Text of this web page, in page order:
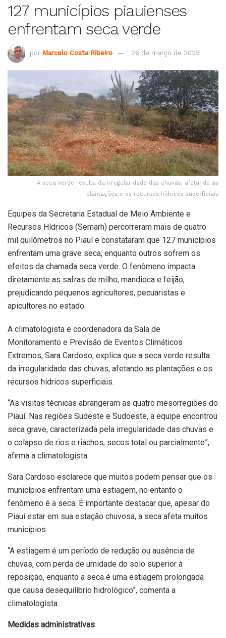
127 municípios piauienses
enfrentam seca verde
por Marcelo Costa Ribeiro 26 de março de 2025
A seca verde resulta da irregularidade das chuvas, afetando as
plantações e os recursos hídricos superficiais
Equipes da Secretaria Estadual de Meio Ambiente e
Recursos Hídricos (Semarh) percorreram mais de quatro
mil quilômetros no Piauí e constataram que 127 municípios
enfrentam uma grave seca, enquanto outros sofrem os
efeitos da chamada seca verde. O fenômeno impacta
diretamente as safras de milho, mandioca e feijão,
prejudicando pequenos agricultores, pecuaristas e
apicultores no estado.
A climatologista e coordenadora da Sala de
Monitoramento e Previsão de Eventos Climáticos
Extremos, Sara Cardoso, explica que a seca verde resulta
da irregularidade das chuvas, afetando as plantações e os
recursos hídricos superficiais.
“As visitas técnicas abrangeram as quatro mesorregiões do
Piauí. Nas regiões Sudeste e Sudoeste, a equipe encontrou
seca grave, caracterizada pela irregularidade das chuvas e
o colapso de rios e riachos, secos total ou parcialmente”,
afirma a climatologista.
Sara Cardoso esclarece que muitos podem pensar que os
municípios enfrentam uma estiagem, no entanto o
fenômeno é a seca. É importante destacar que, apesar do
Piauí estar em sua estação chuvosa, a seca afeta muitos
municípios.
“A estiagem é um período de redução ou ausência de
chuvas, com perda de umidade do solo superior à
reposição, enquanto a seca é uma estiagem prolongada
que causa desequilíbrio hidrológico”, comenta a
climatologista.
Medidas administrativas